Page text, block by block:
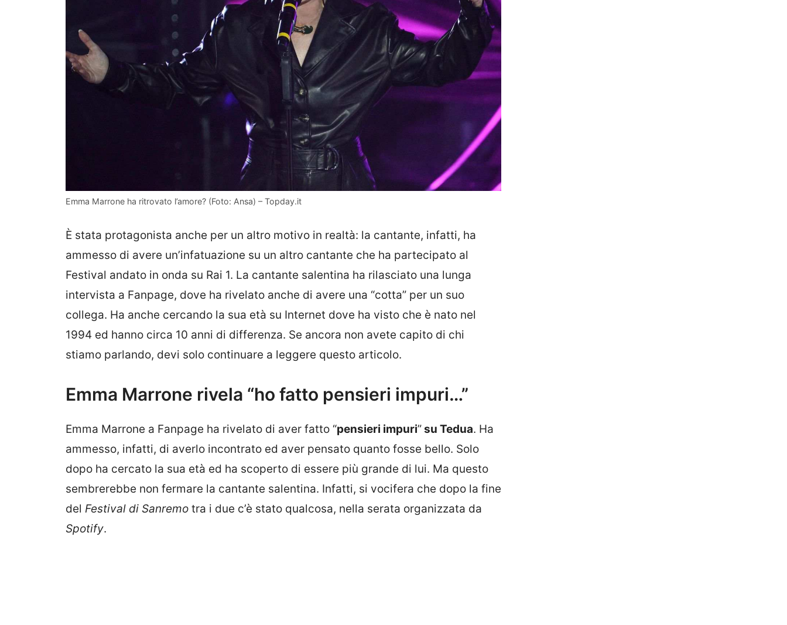
Emma Marrone ha ritrovato l’amore? (Foto: Ansa) – Topday.it
È stata protagonista anche per un altro motivo in realtà: la cantante, infatti, ha
ammesso di avere un’infatuazione su un altro cantante che ha partecipato al
Festival andato in onda su Rai 1. La cantante salentina ha rilasciato una lunga
intervista a Fanpage, dove ha rivelato anche di avere una “cotta” per un suo
collega. Ha anche cercando la sua età su Internet dove ha visto che è nato nel
1994 ed hanno circa 10 anni di differenza. Se ancora non avete capito di chi
stiamo parlando, devi solo continuare a leggere questo articolo.
Emma Marrone rivela “ho fatto pensieri impuri…”
Emma Marrone a Fanpage ha rivelato di aver fatto “pensieri impuri”su Tedua. Ha
ammesso, infatti, di averlo incontrato ed aver pensato quanto fosse bello. Solo
dopo ha cercato la sua età ed ha scoperto di essere più grande di lui. Ma questo
sembrerebbe non fermare la cantante salentina. Infatti, si vocifera che dopo la fine
del Festival di Sanremo tra i due c’è stato qualcosa, nella serata organizzata da
Spotify.